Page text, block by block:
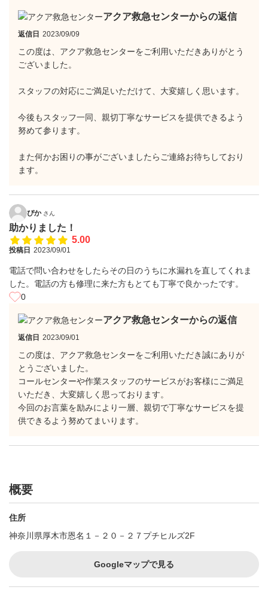
アクア救急センターからの返信
返信日 2023/09/09
この度は、アクア救急センターをご利用いただきありがとう
ございました。
スタッフの対応にご満足いただけて、大変嬉しく思います。
今後もスタッフ一同、親切丁寧なサービスを提供できるよう
努めて参ります。
また何かお困りの事がございましたらご連絡お待ちしており
ます。
ぴか さん
助かりました！
5.00
投稿日 2023/09/01
電話で問い合わせをしたらその日のうちに水漏れを直してくれま
した。電話の方も修理に来た方もとても丁寧で良かったです。
0
アクア救急センターからの返信
返信日 2023/09/01
この度は、アクア救急センターをご利用いただき誠にありが
とうございました。
コールセンターや作業スタッフのサービスがお客様にご満足
いただき、大変嬉しく思っております。
今回のお言葉を励みにより一層、親切で丁寧なサービスを提
供できるよう努めてまいります。
概要
住所
神奈川県厚木市恩名１－２０－２７プチヒルズ2F
Googleマップで見る